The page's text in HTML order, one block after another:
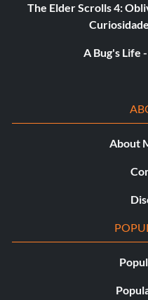
The Elder Scrolls 4:
A Bug's Life
About